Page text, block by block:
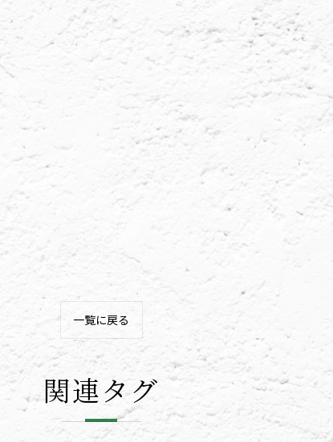
一覧に戻る
関連タグ